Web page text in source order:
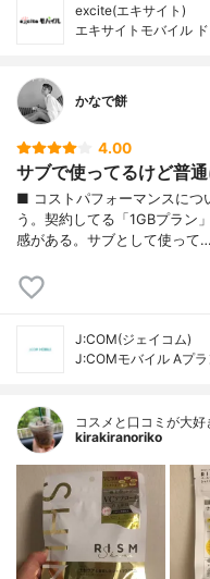
excite(エキサイト)
エキサイトモバイル
かなで餅
4.00
サブで使ってるけど普
■ コストパフォーマンスにつ
う。契約してる「1GBプラン
感がある。サブとして使って…
J:COM(ジェイコム)
J:COMモバイル Aプラ
コスメと口コミが大
kirakiranoriko